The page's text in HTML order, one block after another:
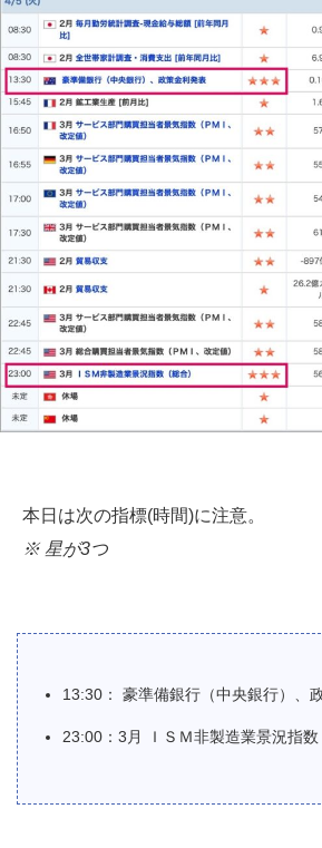
本日は次の指標(時間)に注意。
※ 星が3つ
13:30： 豪準備銀行（中央銀行）、
23:00：3月 ＩＳＭ非製造業景況指数